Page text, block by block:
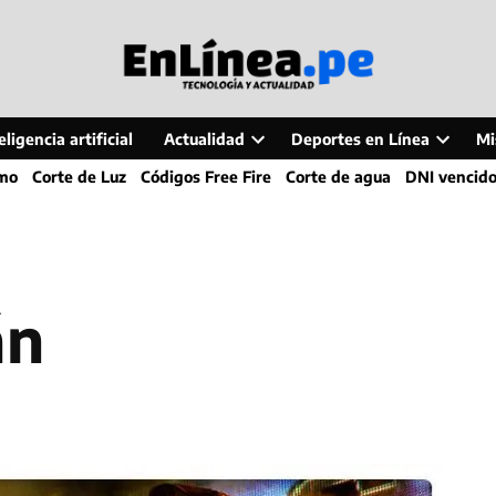
artificial Actualidad
Open
dropdown
Deportes en Línea
Open
dropdown
Corte de Luz Códigos Free Fire Corte de agua DNI vencido